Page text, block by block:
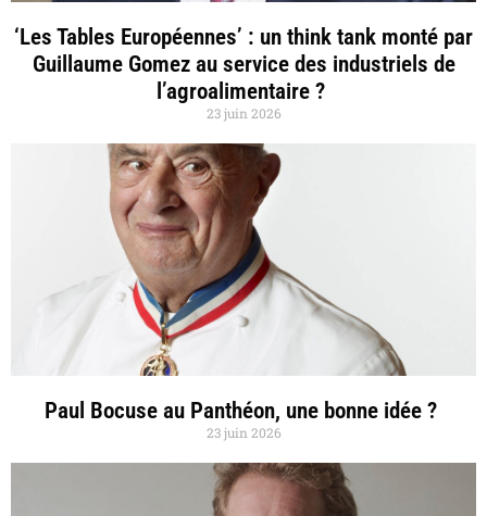
‘Les Tables Européennes’ : un think tank monté par
Guillaume Gomez au service des industriels de
l’agroalimentaire ?
23 juin 2026
Paul Bocuse au Panthéon, une bonne idée ?
23 juin 2026